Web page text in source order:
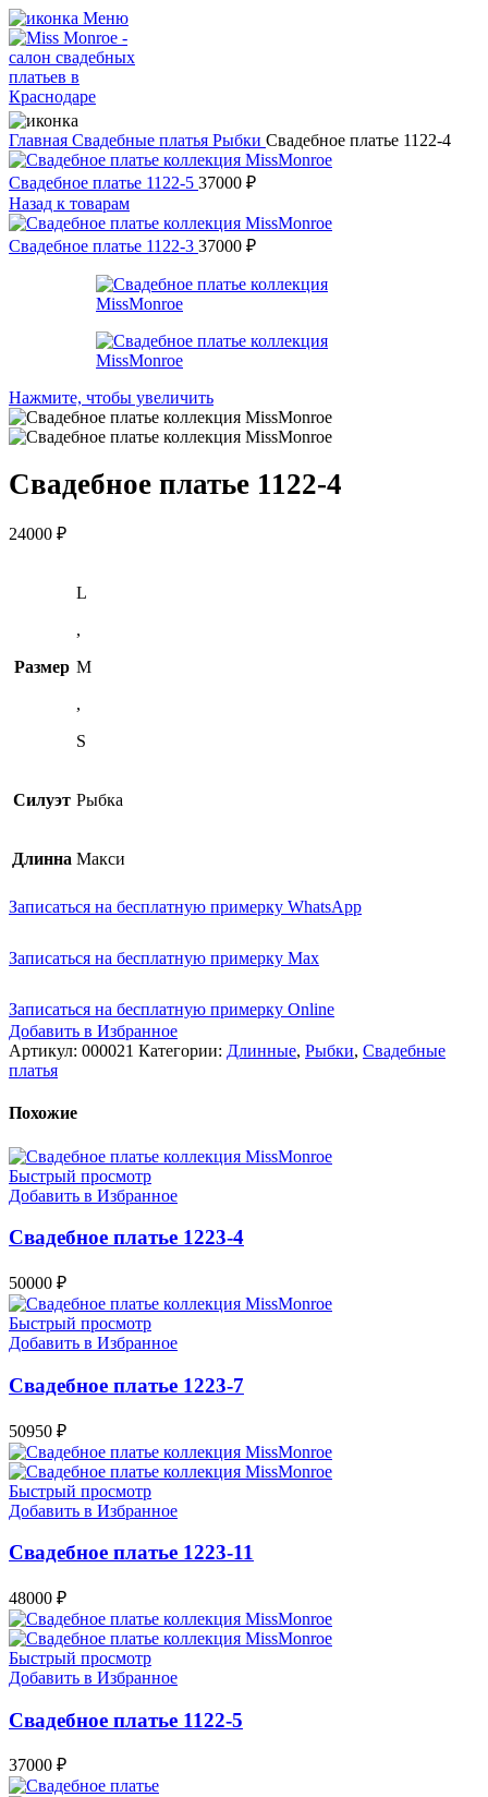
Меню
Главная Свадебные платья Рыбки Свадебное платье 1122-4
Свадебное платье 1122-5 37000 ₽
Назад к товарам
Свадебное платье 1122-3 37000 ₽
Нажмите, чтобы увеличить
Свадебное платье 1122-4
24000 ₽
Размер
L
,
M
,
S
Силуэт Рыбка
Длинна Макси
Записаться на бесплатную примерку WhatsApp
Записаться на бесплатную примерку Max
Записаться на бесплатную примерку Online
Добавить в Избранное
Артикул: 000021 Категории: Длинные, Рыбки, Свадебные
платья
Похожие
Быстрый просмотр
Добавить в Избранное
Свадебное платье 1223-4
50000 ₽
Быстрый просмотр
Добавить в Избранное
Свадебное платье 1223-7
50950 ₽
Быстрый просмотр
Добавить в Избранное
Свадебное платье 1223-11
48000 ₽
Быстрый просмотр
Добавить в Избранное
Свадебное платье 1122-5
37000 ₽